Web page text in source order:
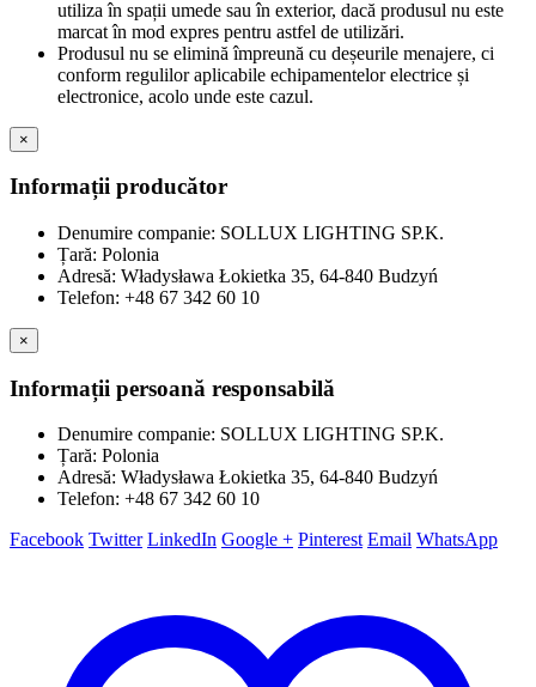
utiliza în spații umede sau în exterior, dacă produsul nu este
marcat în mod expres pentru astfel de utilizări.
Produsul nu se elimină împreună cu deșeurile menajere, ci
conform regulilor aplicabile echipamentelor electrice și
electronice, acolo unde este cazul.
×
Informații producător
Denumire companie: SOLLUX LIGHTING SP.K.
Țară: Polonia
Adresă: Władysława Łokietka 35, 64-840 Budzyń
Telefon: +48 67 342 60 10
×
Informații persoană responsabilă
Denumire companie: SOLLUX LIGHTING SP.K.
Țară: Polonia
Adresă: Władysława Łokietka 35, 64-840 Budzyń
Telefon: +48 67 342 60 10
Facebook Twitter LinkedIn Google + Pinterest Email WhatsApp